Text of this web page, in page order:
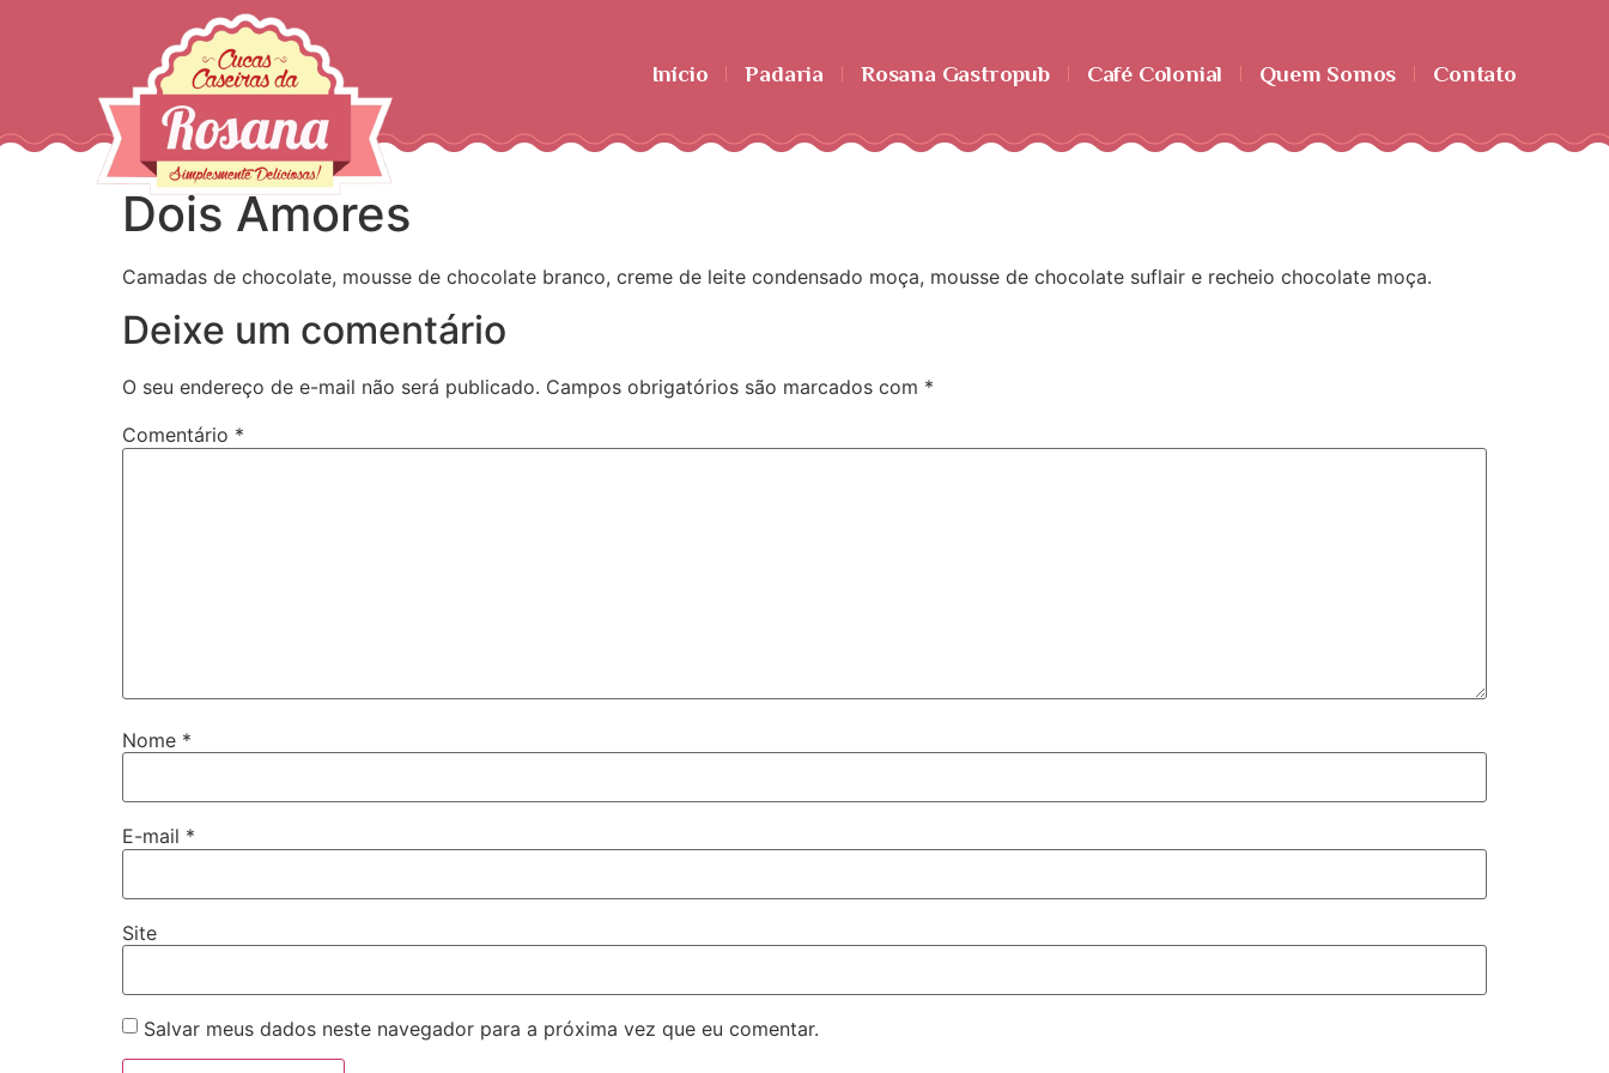
Início Padaria Rosana Gastropub Café Colonial Quem Somos Contato
Dois Amores
Camadas de chocolate, mousse de chocolate branco, creme de leite condensado moça, mousse de chocolate suflair e recheio chocolate moça.
Deixe um comentário
O seu endereço de e-mail não será publicado. Campos obrigatórios são marcados com *
Comentário *
Nome *
E-mail *
Site
Salvar meus dados neste navegador para a próxima vez que eu comentar.